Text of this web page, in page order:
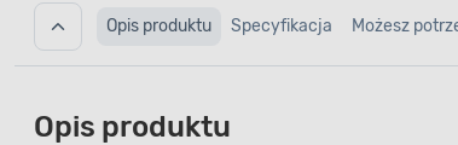
Opis produktu Specyfikacja Możesz
Opis produktu